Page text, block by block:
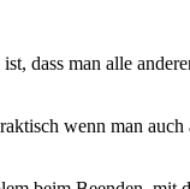
dass man alle
wenn man